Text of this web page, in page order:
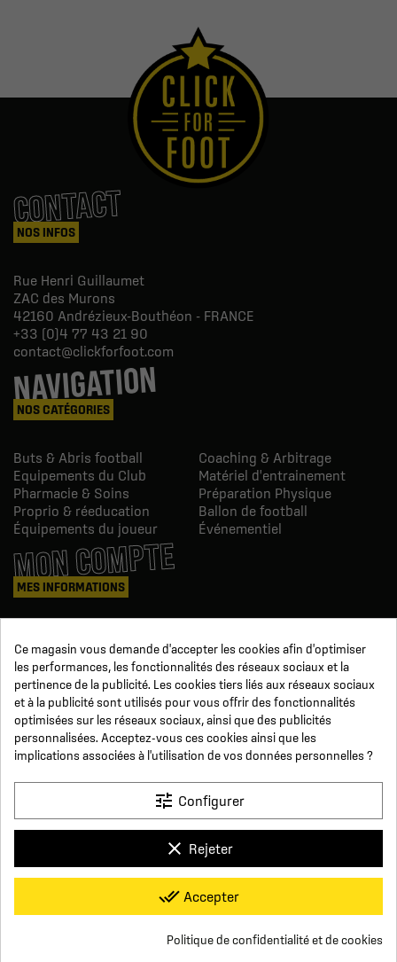
CONTACT
NOS INFOS
Rue Henri Guillaumet
ZAC des Murons
42160 Andrézieux-Bouthéon - FRANCE
+33 (0)4 77 43 21 90
contact@clickforfoot.com
NAVIGATION
NOS CATÉGORIES
Buts & Abris football
Coaching & Arbitrage
Equipements du Club
Matériel d'entrainement
Pharmacie & Soins
Préparation Physique
Proprio & réeducation
Ballon de football
Équipements du joueur
Événementiel
MON COMPTE
MES INFORMATIONS
Avoirs
Informations
Suivi de commande
Devenez revendeur
NOUS SUIVRE
SUR LES RÉSEAUX
Conditions générales de vente
Paiement sécurisé
Qui sommes-nous ?
Foire aux Questions
Mentions légales
Conditions de livraisons et de retours
Respect de la vie privée
Click For Foot x
Ce magasin vous demande d'accepter les cookies afin d'optimiser
les performances, les fonctionnalités des réseaux sociaux et la
pertinence de la publicité. Les cookies tiers liés aux réseaux sociaux
et à la publicité sont utilisés pour vous offrir des fonctionnalités
optimisées sur les réseaux sociaux, ainsi que des publicités
personnalisées. Acceptez-vous ces cookies ainsi que les
implications associées à l'utilisation de vos données personnelles ?
tune Configurer
clear Rejeter
done_all Accepter
Politique de confidentialité et de cookies